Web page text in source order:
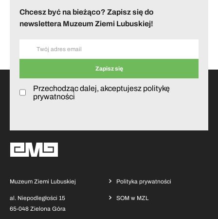
Chcesz być na bieżąco? Zapisz się do
newslettera Muzeum Ziemi Lubuskiej!
Przechodząc dalej, akceptujesz politykę
prywatności
Muzeum Ziemi Lubuskiej
al. Niepodległości 15
65-048 Zielona Góra
Polityka prywatności
SOM w MZL